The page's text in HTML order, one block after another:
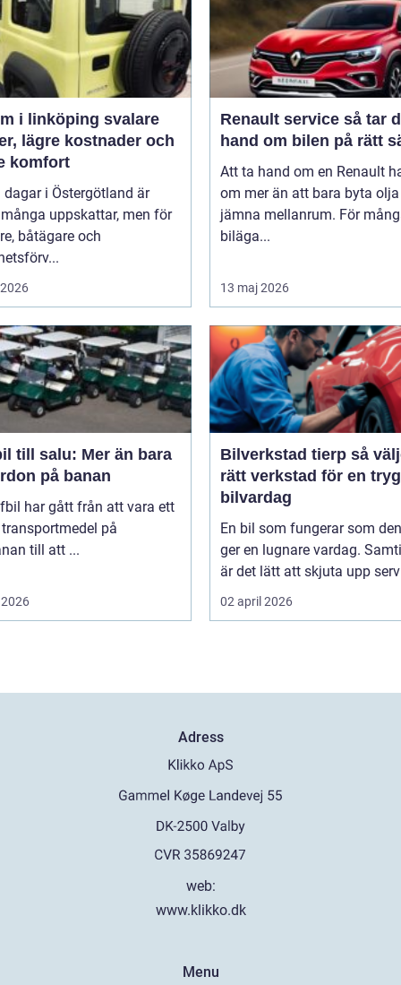
linköping svalare
lägre kostnader och
komfort
dagar i Östergötland är
uppskattar, men för
båtägare och
Renault service så tar du
hand om bilen på rätt
Att ta hand om en Renault
om mer än att bara byta
jämna mellanrum. För
biläga...
13 maj 2026
till salu: Mer än bara
på banan
har gått från att vara ett
på
till att ...
Bilverkstad tierp så väljer du
rätt verkstad för en
bilvardag
En bil som fungerar som
ger en lugnare vardag.
är det lätt att skjuta upp
02 april 2026
Adress
web:
www.klikko.dk
Menu